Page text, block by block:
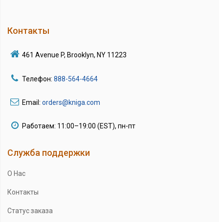
Контакты
461 Avenue P, Brooklyn, NY 11223
Телефон: 888-564-4664
Email: orders@kniga.com
Работаем: 11:00–19:00 (EST), пн-пт
Служба поддержки
О Нас
Контакты
Статус заказа